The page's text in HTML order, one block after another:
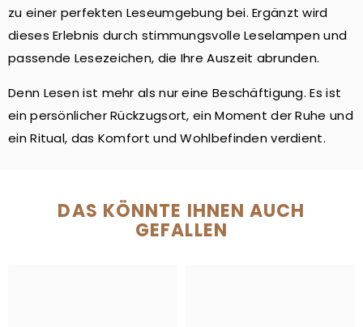
zu einer perfekten Leseumgebung bei. Ergänzt wird
dieses Erlebnis durch stimmungsvolle Leselampen und
passende Lesezeichen, die Ihre Auszeit abrunden.
Denn Lesen ist mehr als nur eine Beschäftigung. Es ist
ein persönlicher Rückzugsort, ein Moment der Ruhe und
ein Ritual, das Komfort und Wohlbefinden verdient.
DAS KÖNNTE IHNEN AUCH
GEFALLEN